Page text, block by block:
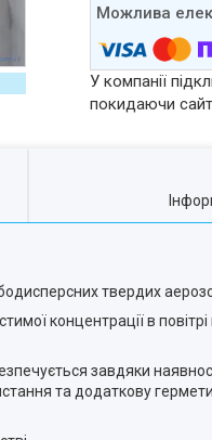
У компанії
покидаючи
твердих
концентрації в
завдяки
та додаткову